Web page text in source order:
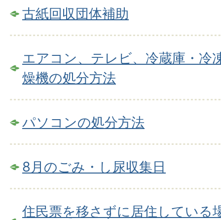
古紙回収団体補助
エアコン、テレビ、冷蔵庫・冷
燥機の処分方法
パソコンの処分方法
8月のごみ・し尿収集日
住民票を移さずに居住している